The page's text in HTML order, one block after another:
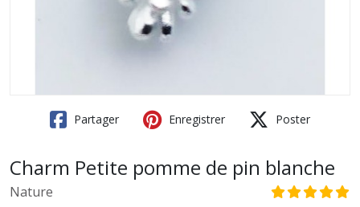
Partager Enregistrer Poster
Charm Petite pomme de pin blanche
Nature